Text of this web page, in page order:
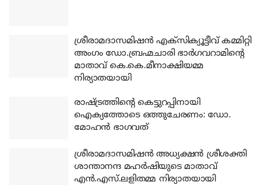
ശ്രീരാമദാസമിഷന്‍ എക്‌സിക്യൂട്ടീവ് കമ്മിറ്റി
അംഗം ഡോ.ബ്രഹ്മചാരി ഭാര്‍ഗവറാമിന്റെ
മാതാവ് കെ.കെ.മീനാക്ഷിയമ്മ
നിര്യാതയായി
രാഷ്ട്രത്തിന്റെ കെട്ടുറപ്പിനായി
ഐക്യത്തോടെ ഒത്തുചേരണം: ഡോ.
മോഹന്‍ ഭാഗവത്
ശ്രീരാമദാസമിഷന്‍ അധ്യക്ഷന്‍ ശ്രീശക്തി
ശാന്താനന്ദ മഹര്‍ഷിയുടെ മാതാവ്
എന്‍.എസ്.ലളിതമ്മ നിര്യാതയായി